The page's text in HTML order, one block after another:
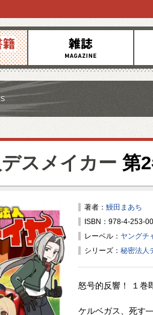
雑誌 お知
スメイカー 第
著者： 鰻田まあち
ISBN：978-4-253-
レーベル： ヤングチ
シリーズ： 秘密法人
怒号的反響！ １巻
ケルベガス、死す